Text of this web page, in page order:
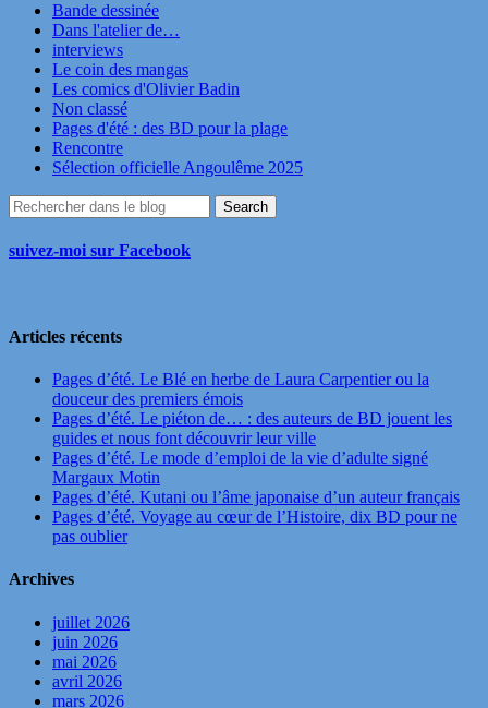
Bande dessinée
Dans l'atelier de…
interviews
Le coin des mangas
Les comics d'Olivier Badin
Non classé
Pages d'été : des BD pour la plage
Rencontre
Sélection officielle Angoulême 2025
suivez-moi sur Facebook
Articles récents
Pages d’été. Le Blé en herbe de Laura Carpentier ou la
douceur des premiers émois
Pages d’été. Le piéton de… : des auteurs de BD jouent les
guides et nous font découvrir leur ville
Pages d’été. Le mode d’emploi de la vie d’adulte signé
Margaux Motin
Pages d’été. Kutani ou l’âme japonaise d’un auteur français
Pages d’été. Voyage au cœur de l’Histoire, dix BD pour ne
pas oublier
Archives
juillet 2026
juin 2026
mai 2026
avril 2026
mars 2026